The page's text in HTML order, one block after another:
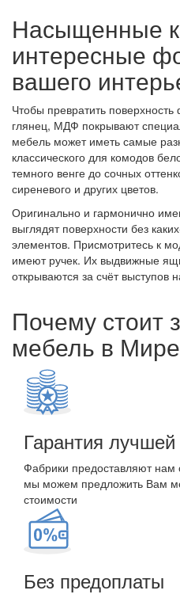
Насыщенные
интересные
вашего
Чтобы превратить
глянец, МДФ покрывают
мебель может иметь самые
классического для комодов
темного венге до сочных
сиреневого и других цветов.
Оригинально и гармонично
выглядят поверхности без
элементов. Присмотритесь к
имеют ручек. Их выдвижные
открываются за счёт выступов
Почему стоит
мебель в
Гарантия
Фабрики предоставляют
мы можем предложить Вам
стоимости
Без предоплаты